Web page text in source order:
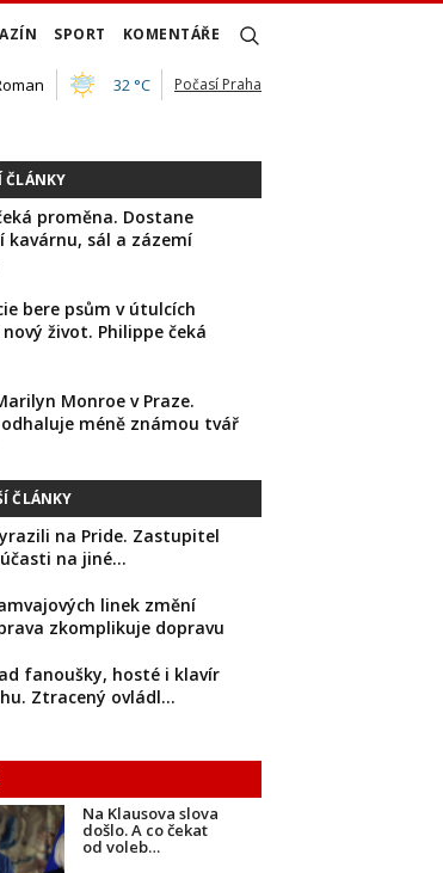
SPORT KOMENTÁŘE
32 °C Počasí Praha
ČLÁNKY
proměna. Dostane
kavárnu, sál a zázemí
bere psům v útulcích
život. Philippe čeká
Monroe v Praze.
méně známou tvář
ČLÁNKY
na Pride. Zastupitel
na jiné…
linek změní
zkomplikuje dopravu
fanoušky, hosté i klavír
Ztracený ovládl…
Na Klausova slova
došlo. A co čekat
od voleb…